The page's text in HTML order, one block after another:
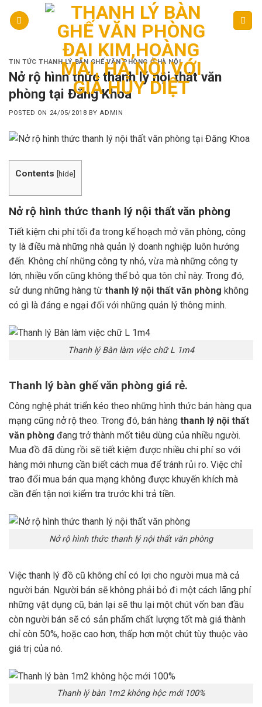
TIN TỨC THANH LÝ BÀN GHẾ VĂN PHÒNG Ở HÀ NỘI
Nở rộ hình thức thanh lý nội thất văn
phòng tại Đăng Khoa
POSTED ON 24/05/2018 BYADMIN
Contents [hide]
Nở rộ hình thức thanh lý nội thất văn phòng
Tiết kiệm chi phí tối đa trong kế hoạch mở văn phòng, công
ty là điều mà những nhà quản lý doanh nghiệp luôn hướng
đến. Không chỉ những công ty nhỏ, vừa mà những công ty
lớn, nhiều vốn cũng không thể bỏ qua tôn chỉ này. Trong đó,
sử dung những hàng từ thanh lý nội thất văn phòng không
có gì là đáng e ngại đối với những quản lý thông minh.
Thanh lý Bàn làm việc chữ L 1m4
Thanh lý bàn ghế văn phòng giá rẻ.
Công nghệ phát triển kéo theo những hình thức bán hàng qua
mạng cũng nở rộ theo. Trong đó, bán hàng thanh lý nội thất
văn phòng đang trở thành mốt tiêu dùng của nhiều người.
Mua đồ đã dùng rồi sẽ tiết kiệm được nhiều chi phí so với
hàng mới nhưng cần biết cách mua để tránh rủi ro. Việc chỉ
trao đổi mua bán qua mạng không được khuyến khích mà
cần đến tận nơi kiểm tra trước khi trả tiền.
Nở rộ hình thức thanh lý nội thất văn phòng
Việc thanh lý đồ cũ không chỉ có lợi cho người mua mà cả
người bán. Người bán sẽ không phải bỏ đi một cách lãng phí
những vật dụng cũ, bán lại sẽ thu lại một chút vốn ban đầu
còn người bán sẽ có sản phẩm chất lượng tốt mà giá thành
chỉ còn 50%, hoặc cao hơn, thấp hơn một chút tùy thuộc vào
giá trị của nó.
Thanh lý bàn 1m2 không hộc mới 100%